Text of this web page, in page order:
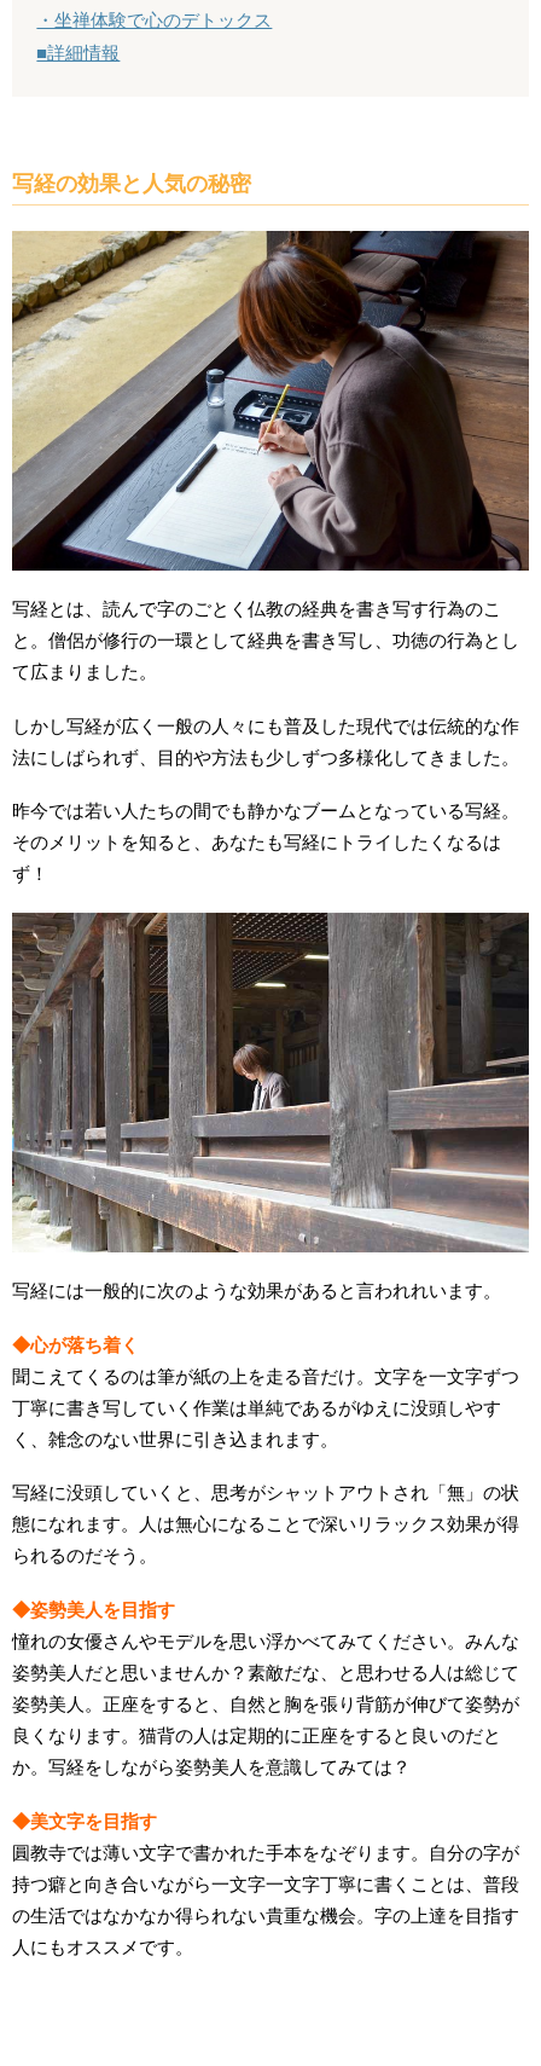
・坐禅体験で心のデトックス
■詳細情報
写経の効果と人気の秘密
写経とは、読んで字のごとく仏教の経典を書き写す行為のこ
と。僧侶が修行の一環として経典を書き写し、功徳の行為とし
て広まりました。
しかし写経が広く一般の人々にも普及した現代では伝統的な作
法にしばられず、目的や方法も少しずつ多様化してきました。
昨今では若い人たちの間でも静かなブームとなっている写経。
そのメリットを知ると、あなたも写経にトライしたくなるは
ず！
写経には一般的に次のような効果があると言われれいます。
◆心が落ち着く
聞こえてくるのは筆が紙の上を走る音だけ。文字を一文字ずつ
丁寧に書き写していく作業は単純であるがゆえに没頭しやす
く、雑念のない世界に引き込まれます。
写経に没頭していくと、思考がシャットアウトされ「無」の状
態になれます。人は無心になることで深いリラックス効果が得
られるのだそう。
◆姿勢美人を目指す
憧れの女優さんやモデルを思い浮かべてみてください。みんな
姿勢美人だと思いませんか？素敵だな、と思わせる人は総じて
姿勢美人。正座をすると、自然と胸を張り背筋が伸びて姿勢が
良くなります。猫背の人は定期的に正座をすると良いのだと
か。写経をしながら姿勢美人を意識してみては？
◆美文字を目指す
圓教寺では薄い文字で書かれた手本をなぞります。自分の字が
持つ癖と向き合いながら一文字一文字丁寧に書くことは、普段
の生活ではなかなか得られない貴重な機会。字の上達を目指す
人にもオススメです。